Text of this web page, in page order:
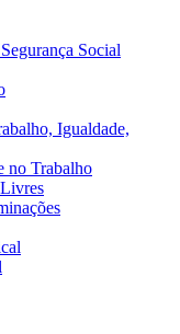
Social
Igualdade,
no Trabalho